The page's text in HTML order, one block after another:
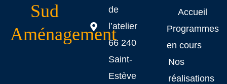
Sud
Aménagement
de
l’atelier
66 240
Saint-
Estève
Accueil
Programmes
en cours
Nos
réalisations